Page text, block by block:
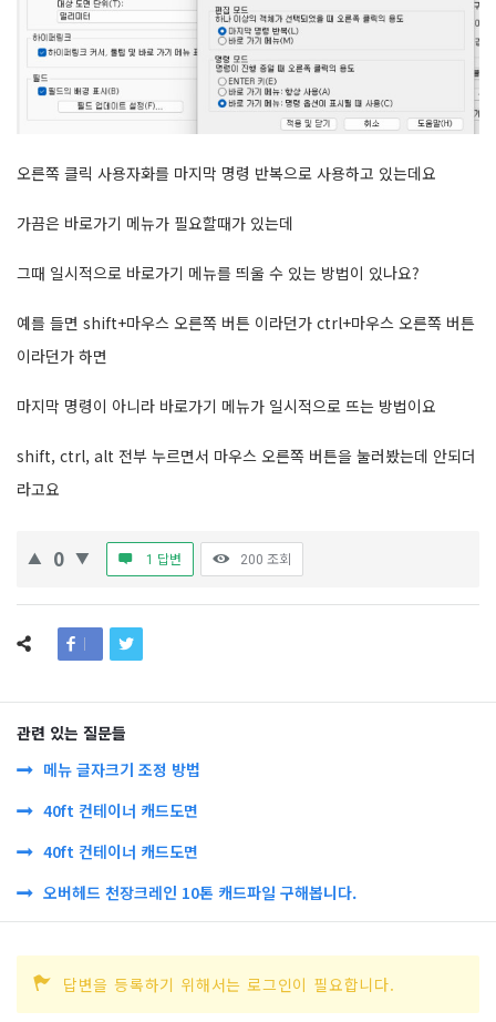
오른쪽 클릭 사용자화를 마지막 명령 반복으로 사용하고 있는데요
가끔은 바로가기 메뉴가 필요할때가 있는데
그때 일시적으로 바로가기 메뉴를 띄울 수 있는 방법이 있나요?
예를 들면 shift+마우스 오른쪽 버튼 이라던가 ctrl+마우스 오른쪽 버튼
이라던가 하면
마지막 명령이 아니라 바로가기 메뉴가 일시적으로 뜨는 방법이요
shift, ctrl, alt 전부 누르면서 마우스 오른쪽 버튼을 눌러봤는데 안되더
라고요
0 1 답변 200 조회
관련 있는 질문들
메뉴 글자크기 조정 방법
40ft 컨테이너 캐드도면
40ft 컨테이너 캐드도면
오버헤드 천장크레인 10톤 캐드파일 구해봅니다.
답변을 등록하기 위해서는 로그인이 필요합니다.